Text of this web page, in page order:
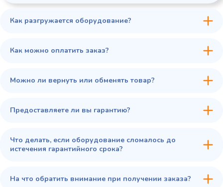
45 900 ₽
Как разгружается оборудование?
Как можно оплатить заказ?
Можно ли вернуть или обменять товар?
Предоставляете ли вы гарантию?
Что делать, если оборудование сломалось до
истечения гарантийного срока?
На что обратить внимание при получении заказа?